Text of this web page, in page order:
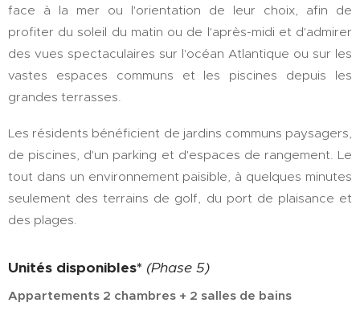
face à la mer ou l'orientation de leur choix, afin de
profiter du soleil du matin ou de l'après-midi et d'admirer
des vues spectaculaires sur l'océan Atlantique ou sur les
vastes espaces communs et les piscines depuis les
grandes terrasses.
Les résidents bénéficient de jardins communs paysagers,
de piscines, d'un parking et d'espaces de rangement. Le
tout dans un environnement paisible, à quelques minutes
seulement des terrains de golf, du port de plaisance et
des plages.
Unités disponibles* (Phase 5)
Appartements 2 chambres + 2 salles de bains